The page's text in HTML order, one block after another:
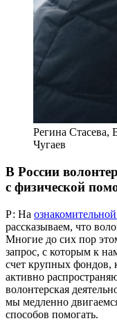
Регина Стасева,
Чугаев
В России
с физической
Р: На
рассказываем, что
Многие до сих пор
запрос, с которым к
счет крупных фондов,
активно
волонтерская
мы медленно
способов помогать.